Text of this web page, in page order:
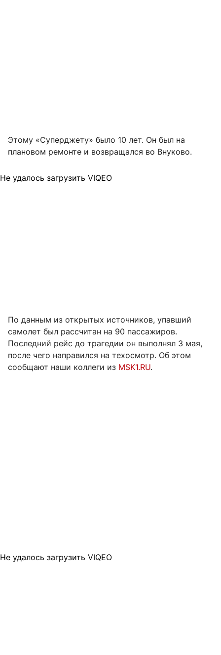
Этому «Суперджету» было 10 лет. Он был на
плановом ремонте и возвращался во Внуково.
Не удалось загрузить VIQEO
По данным из открытых источников, упавший
самолет был рассчитан на 90 пассажиров.
Последний рейс до трагедии он выполнял 3 мая,
после чего направился на техосмотр. Об этом
сообщают наши коллеги из MSK1.RU.
Не удалось загрузить VIQEO